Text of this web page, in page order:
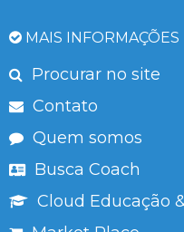
MAIS INFORMAÇÕES
Procurar no site
Contato
Quem somos
Busca Coach
Cloud Educação